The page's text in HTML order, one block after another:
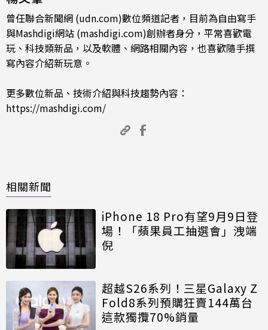
曾任聯合新聞網 (udn.com)數位頻道記者，目前為自由寫手
與Mashdigi網站 (mashdigi.com)創辦者身分，平常喜歡電
玩、科技類新品，以及軟體、網路相關內容，也喜歡隨手撰
寫內容介紹新玩意。
更多數位新品、技術介紹與科技趨勢內容：
https://mashdigi.com/
相關新聞
iPhone 18 Pro有望9月9日登
場！「蘋果員工抽選會」洩端
倪
超越S26系列！三星Galaxy Z
Fold8系列預購狂賣144萬台
這款獨攬70%銷量